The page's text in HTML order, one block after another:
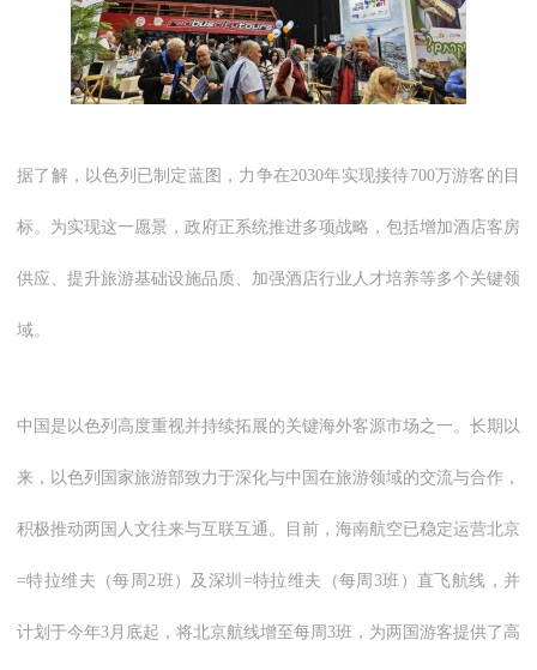
据了解，以色列已制定蓝图，力争在2030年实现接待700万游客的目
标。为实现这一愿景，政府正系统推进多项战略，包括增加酒店客房
供应、提升旅游基础设施品质、加强酒店行业人才培养等多个关键领
域。
中国是以色列高度重视并持续拓展的关键海外客源市场之一。长期以
来，以色列国家旅游部致力于深化与中国在旅游领域的交流与合作，
积极推动两国人文往来与互联互通。目前，海南航空已稳定运营北京
=特拉维夫（每周2班）及深圳=特拉维夫（每周3班）直飞航线，并
计划于今年3月底起，将北京航线增至每周3班，为两国游客提供了高